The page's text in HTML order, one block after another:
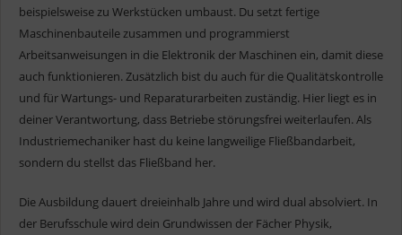
beispielsweise zu Werkstücken umbaust. Du setzt fertige
Maschinenbauteile zusammen und programmierst
Arbeitsanweisungen in die Elektronik der Maschinen ein, damit diese
auch funktionieren. Zusätzlich bist du auch für die Qualitätskontrolle
und für Wartungs- und Reparaturarbeiten zuständig. Hier liegt es in
deiner Verantwortung, dass Betriebe störungsfrei weiterlaufen. Als
Industriemechaniker hast du keine langweilige Fließbandarbeit,
sondern du stellst das Fließband her.
Die Ausbildung dauert dreieinhalb Jahre und wird dual absolviert. In
der Berufsschule wird dein Grundwissen der Fächer Physik,